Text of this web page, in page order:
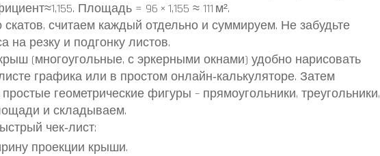
Площадь = 96 × 1,155 ≈ 111 м².
скатов, считаем каждый отдельно и суммируем. Не забудьте
на резку и подгонку листов.
(многоугольные, с эркерными окнами) удобно нарисовать
графика или в простом онлайн‑калькуляторе. Затем
геометрические фигуры – прямоугольники, треугольники,
и складываем.
чек‑лист:
проекции крыши.